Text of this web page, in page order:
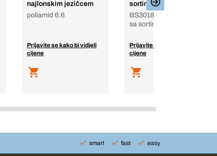
najlonskim jezičcem
poliamid 6.6
Prijavite se kako bi vidjeli
cijene
sortiment
BS3018, u BS sanduku
sa sortimentima
Prijavite se kako bi vidjeli
cijene
smart fast easy